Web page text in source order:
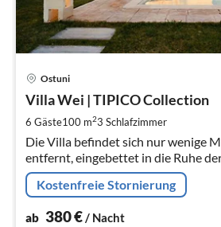
Ostuni
Villa Wei | TIPICO Collection
6 Gäste100 m23 Schlafzimmer
Die Villa befindet sich nur wenige
entfernt, eingebettet in die Ruhe
Kostenfreie Stornierung
ab 380€/ Nacht